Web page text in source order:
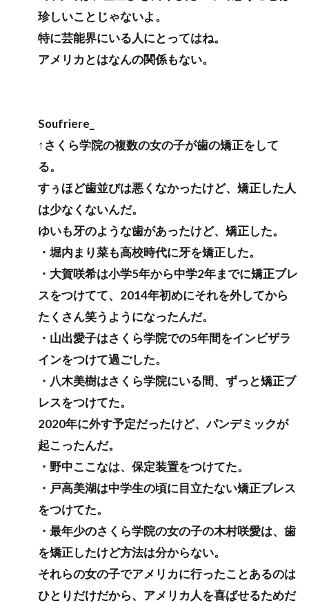
珍しいことじゃないよ。
特に芸能界にいる人にとってはね。
アメリカとはなんの関係もない。
Soufriere_
↑さくら学院の複数の女の子が歯の矯正をして
る。
すぅほど歯並びは悪くなかったけど、矯正した人
は少なくないんだ。
ゆいも牙のような歯があったけど、矯正した。
・堀内まり菜も高校時代に牙を矯正した。
・大賀咲希は小学5年から中学2年までに矯正ブレ
スをつけてて、2014年初めにそれを外してから
たくさん笑うようになったんだ。
・山出愛子はさくら学院での5年間をインビザラ
インをつけて過ごした。
・八木美樹はさくら学院にいる間、ずっと矯正ブ
レスをつけてた。
2020年に外す予定だったけど、パンデミックが
起こったんだ。
・野中ここなは、保定装置をつけてた。
・戸高美湖は中学生の頃に目立たない矯正ブレス
をつけてた。
・最年少のさくら学院の女の子の木村咲愛は、歯
を矯正したけど方法は分からない。
それらの女の子でアメリカに行ったことあるのは
ひとりだけだから、アメリカ人を喜ばせるためだ